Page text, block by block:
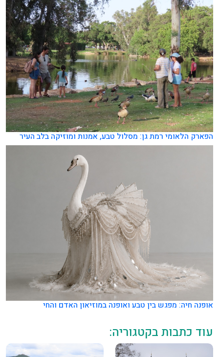
הפארק הלאומי רמת גן: מסלול טבע, אמנות ומוזיקה בלב העיר
אופנה חיה: מפגש בין טבע ואופנה במוזיאון האדם והחי
עוד כתבות בקטגוריה: